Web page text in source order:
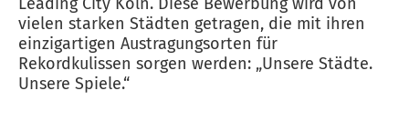
vielen starken Städten getragen, die mit ihren
einzigartigen Austragungsorten für
Rekordkulissen sorgen werden: „Unsere Städte.
Unsere Spiele.“